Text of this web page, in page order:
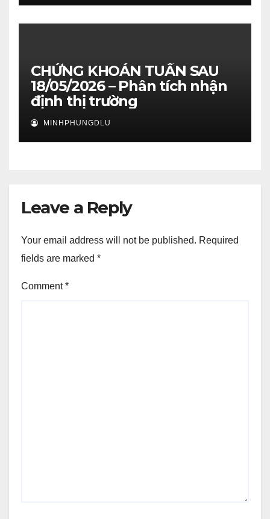
CHỨNG KHOÁN TUẦN SAU
18/05/2026 – Phân tích nhận
định thị trường
MINHPHUNGDLU
Leave a Reply
Your email address will not be published. Required
fields are marked *
Comment*